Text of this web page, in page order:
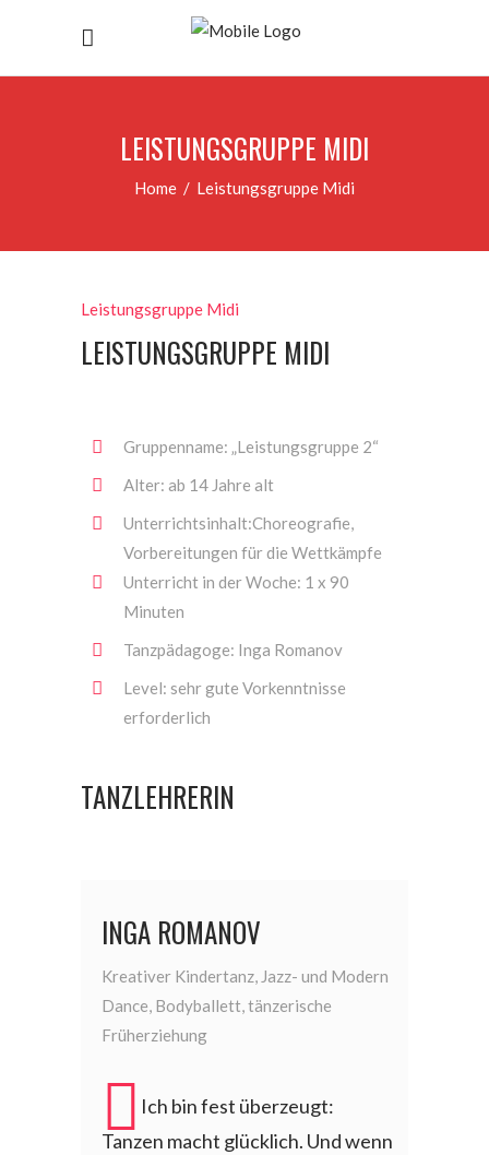
LEISTUNGSGRUPPE MIDI
Home / Leistungsgruppe Midi
Leistungsgruppe Midi
LEISTUNGSGRUPPE MIDI
Gruppenname: „Leistungsgruppe 2“
Alter: ab 14 Jahre alt
Unterrichtsinhalt:Choreografie,
Vorbereitungen für die Wettkämpfe
Unterricht in der Woche: 1 x 90
Minuten
Tanzpädagoge: Inga Romanov
Level: sehr gute Vorkenntnisse
erforderlich
TANZLEHRERIN
INGA ROMANOV
Kreativer Kindertanz, Jazz- und Modern
Dance, Bodyballett, tänzerische
Früherziehung
Ich bin fest überzeugt:
Tanzen macht glücklich. Und wenn